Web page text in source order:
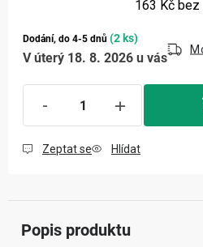
163 Kčbez
Dodání, do 4-5 dnů (2 ks)
V úterý 18. 8. 2026 u vás
Zeptat se Hlídat
Popis produktu